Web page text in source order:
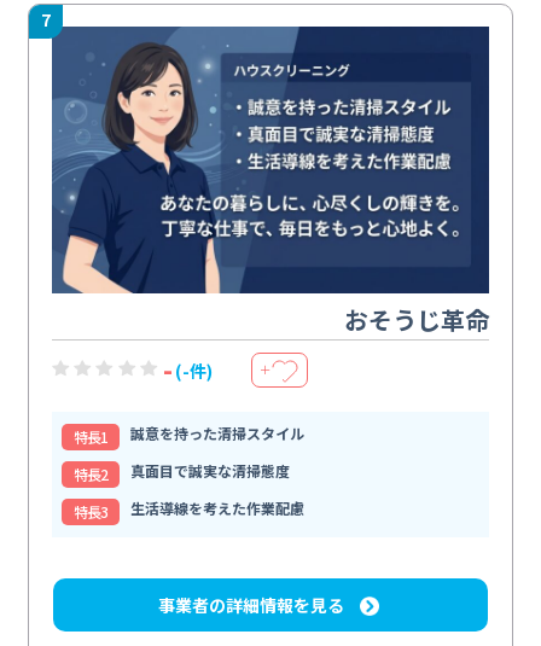
7
おそうじ革命
- (-件) ＋
特⻑1
誠意を持った清掃スタイル
特⻑2
真面目で誠実な清掃態度
特⻑3
生活導線を考えた作業配慮
事業者の詳細情報を見る